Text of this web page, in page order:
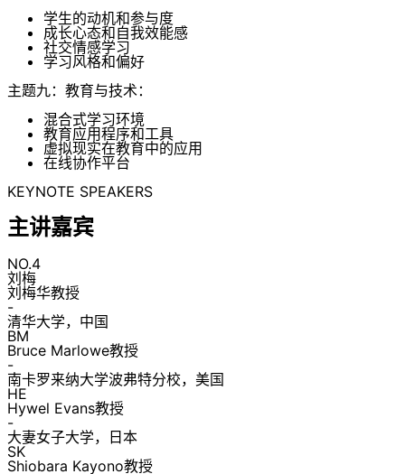
学生的动机和参与度
成长心态和自我效能感
社交情感学习
学习风格和偏好
主题九：教育与技术：
混合式学习环境
教育应用程序和工具
虚拟现实在教育中的应用
在线协作平台
KEYNOTE SPEAKERS
主讲嘉宾
NO.4
刘梅
刘梅华教授
-
清华大学，中国
BM
Bruce Marlowe教授
-
南卡罗来纳大学波弗特分校，美国
HE
Hywel Evans教授
-
大妻女子大学，日本
SK
Shiobara Kayono教授